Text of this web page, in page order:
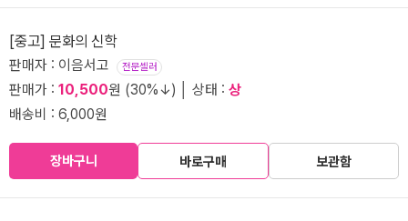
[중고] 문화의 신학
판매자 : 이음서고 전문셀러
판매가 : 10,500원 (30%↓) │ 상태 : 상
배송비 : 6,000원
장바구니 바로구매 보관함